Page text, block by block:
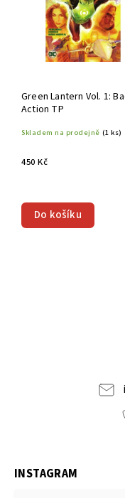
Green Lantern Vol. 1:
Action TP
Skladem na prodejně (1 ks)
450 Kč
Do košíku
INSTAGRAM